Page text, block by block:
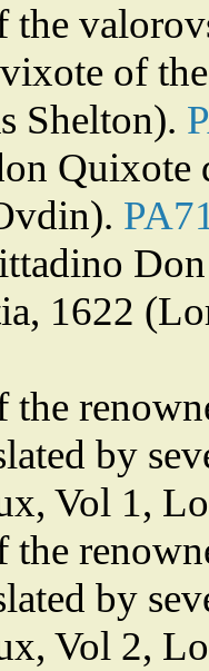
the
of
Shelton).
Quixote
1622
the
by
Vol 1,
the
by
Vol 2,